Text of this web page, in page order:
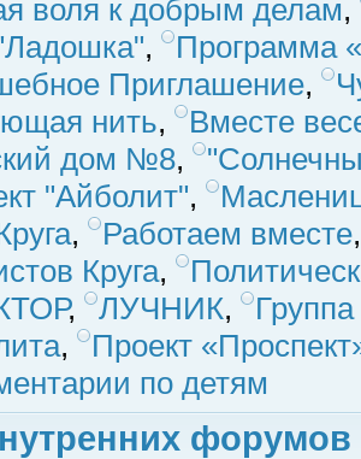
воля к добрым делам,
,
Программа
Приглашение,
нить,
Вместе
дом №8,
"Айболит",
, Работаем вместе
Круга,
, ЛУЧНИК,
,
Проект
по детям
форумов